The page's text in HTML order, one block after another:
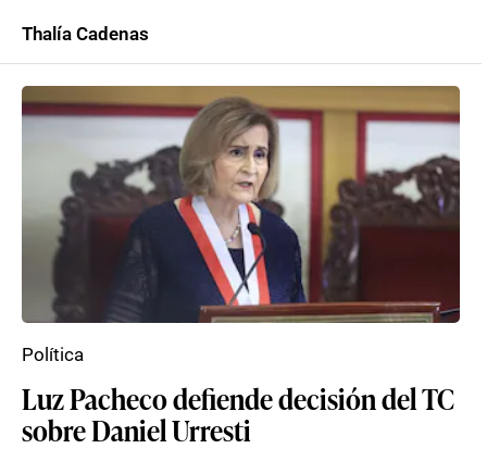
Thalía Cadenas
Luz Pacheco defiende decisión del TC
sobre Daniel Urresti
Política